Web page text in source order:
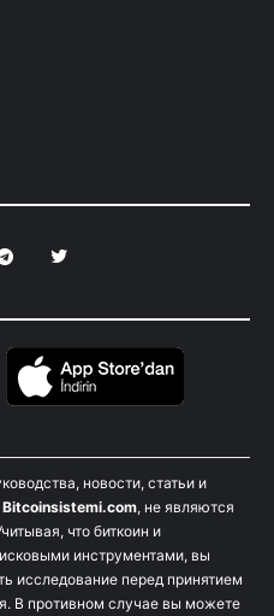
новости, статьи и
Bitcoinsistemi.com, не являются
что биткоин и
инструментами, вы
исследование перед принятием
В противном случае вы можете